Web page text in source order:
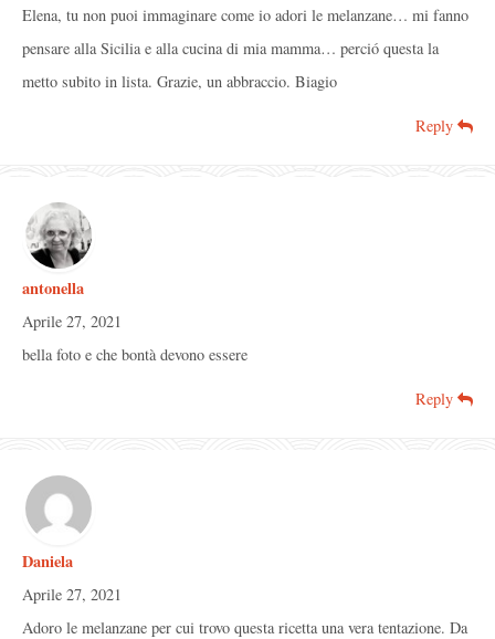
Elena, tu non puoi immaginare come io adori le melanzane… mi fanno
pensare alla Sicilia e alla cucina di mia mamma… perció questa la
metto subito in lista. Grazie, un abbraccio. Biagio
Reply
antonella
Aprile 27, 2021
bella foto e che bontà devono essere
Reply
Daniela
Aprile 27, 2021
Adoro le melanzane per cui trovo questa ricetta una vera tentazione. Da